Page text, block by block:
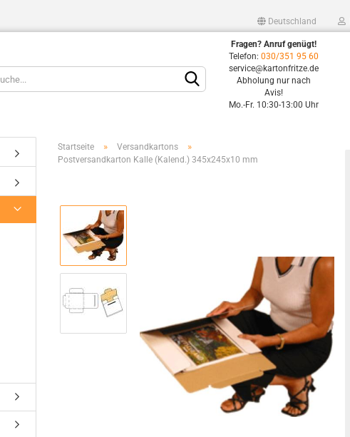
Deutschland
Fragen? Anruf genügt!
Telefon:030/351 95 60
service@kartonfritze.de
Abholung nur nach
Avis!
Mo.-Fr. 10:30-13:00 Uhr
Startseite » Versandkartons »
Postversandkarton Kalle (Kalend.) 345x245x10 mm